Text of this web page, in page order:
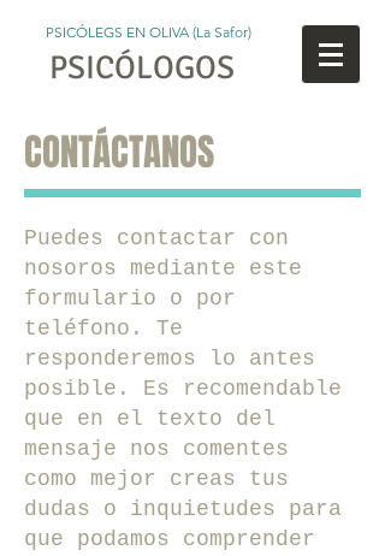
PSICÓLEGS EN OLIVA (La Safor)
PSICÓLOGOS
CONTÁCTANOS
Puedes contactar con
nosoros mediante este
formulario o por
teléfono. Te
responderemos lo antes
posible. Es recomendable
que en el texto del
mensaje nos comentes
como mejor creas tus
dudas o inquietudes para
que podamos comprender